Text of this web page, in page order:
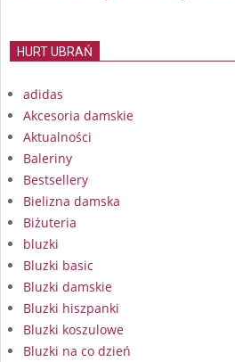
HURT UBRAŃ
adidas
Akcesoria damskie
Aktualności
Baleriny
Bestsellery
Bielizna damska
Biżuteria
bluzki
Bluzki basic
Bluzki damskie
Bluzki hiszpanki
Bluzki koszulowe
Bluzki na co dzień